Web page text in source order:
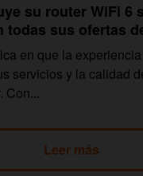
su router WiFi 6
todas sus ofertas
en que la
servicios y la calidad
Con...
Leer más